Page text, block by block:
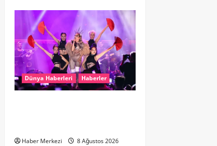
Dünya Haberleri Haberler
Haber Merkezi
8 Ağustos 2026